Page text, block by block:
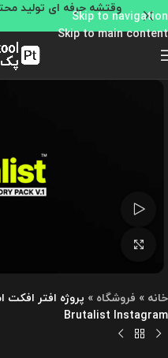
Skip to navigation
Skip to main content
وقتشه حرفه ای تولید
خانه » فروشگاه » پروژه افتر افکت
Brutalist Instagram